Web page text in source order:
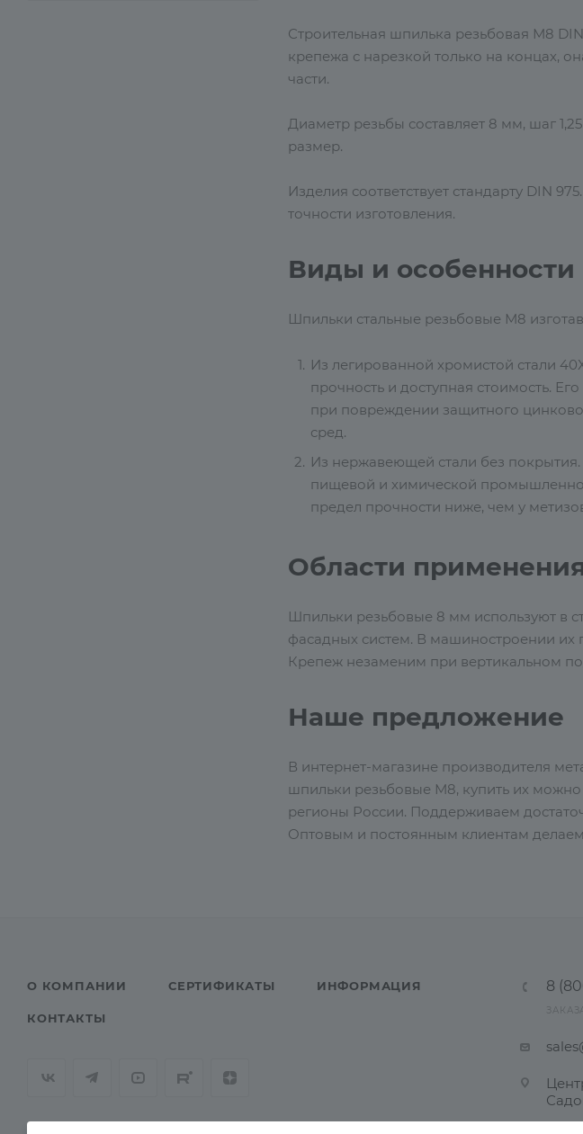
Строительная шпилька резьбовая М8
крепежа с нарезкой только на концах,
части.
Диаметр резьбы составляет 8 мм, шаг
размер.
Изделия соответствует стандарту DIN
точности изготовления.
Виды и особенности
Шпильки стальные резьбовые М8
Из легированной хромистой стали
прочность и доступная стоимость.
при повреждении защитного
сред.
Из нержавеющей стали без
пищевой и химической
предел прочности ниже, чем у
Области
Шпильки резьбовые 8 мм используют в
фасадных систем. В машиностроении
Крепеж незаменим при вертикальном
Наше предложение
В интернет-магазине производителя
шпильки резьбовые М8, купить их можно
регионы России. Поддерживаем
Оптовым и постоянным клиентам делаем
О КОМПАНИИ СЕРТИФИКАТЫ ИНФОРМАЦИЯ
КОНТАКТЫ
8